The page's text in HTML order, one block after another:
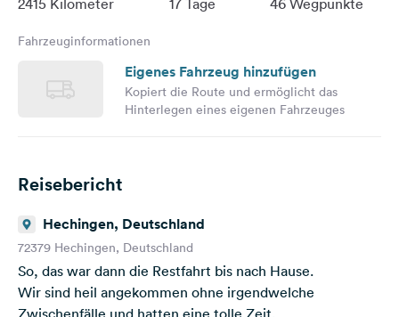
L’Île Rousse und Calvi, über die Westküste in die
zum Süden nach Bonifacio wo auf Höhe Porto Vecchio
der Abschluss geplant ist.
Wir hoffen möglichst viel sehen zu können und dabei
Follow us on Instagram
Fahrzeuginformationen
Eigenes Fahrzeug hinzufügen
Kopiert die Route und ermöglicht das
Hinterlegen eines eigenen Fahrzeuges
Reisebericht
Hechingen, Deutschland
72379 Hechingen, Deutschland
So, das war dann die Restfahrt bis nach Hause.
Wir sind heil angekommen ohne irgendwelche
Zwischenfälle und hatten eine tolle Zeit.